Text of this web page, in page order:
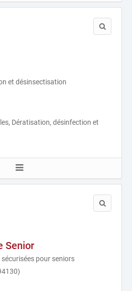
et désinsectisation
Dératisation, désinfection et
Senior
pour seniors